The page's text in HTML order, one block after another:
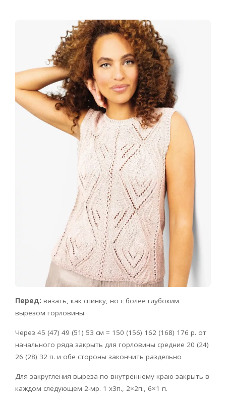
Перед: вязать, как спинку, но с более глубоким
вырезом горловины.
Через 45 (47) 49 (51) 53 см = 150 (156) 162 (168) 176 р. от
начального ряда закрыть для горловины средние 20 (24)
26 (28) 32 п. и обе стороны закончить раздельно
Для закругления выреза по внутреннему краю закрыть в
каждом следующем 2-мр. 1 x3п., 2×2п., 6×1 п.